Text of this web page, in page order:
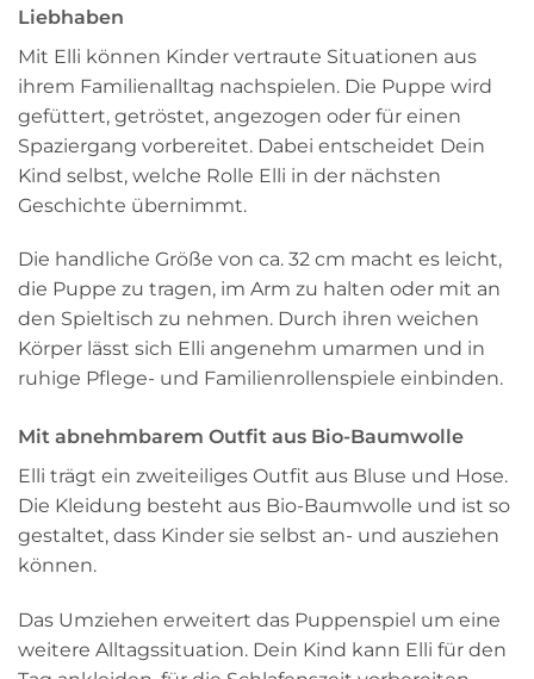
Liebhaben
Mit Elli können Kinder vertraute Situationen aus
ihrem Familienalltag nachspielen. Die Puppe wird
gefüttert, getröstet, angezogen oder für einen
Spaziergang vorbereitet. Dabei entscheidet Dein
Kind selbst, welche Rolle Elli in der nächsten
Geschichte übernimmt.
Die handliche Größe von ca. 32 cm macht es leicht,
die Puppe zu tragen, im Arm zu halten oder mit an
den Spieltisch zu nehmen. Durch ihren weichen
Körper lässt sich Elli angenehm umarmen und in
ruhige Pflege- und Familienrollenspiele einbinden.
Mit abnehmbarem Outfit aus Bio-Baumwolle
Elli trägt ein zweiteiliges Outfit aus Bluse und Hose.
Die Kleidung besteht aus Bio-Baumwolle und ist so
gestaltet, dass Kinder sie selbst an- und ausziehen
können.
Das Umziehen erweitert das Puppenspiel um eine
weitere Alltagssituation. Dein Kind kann Elli für den